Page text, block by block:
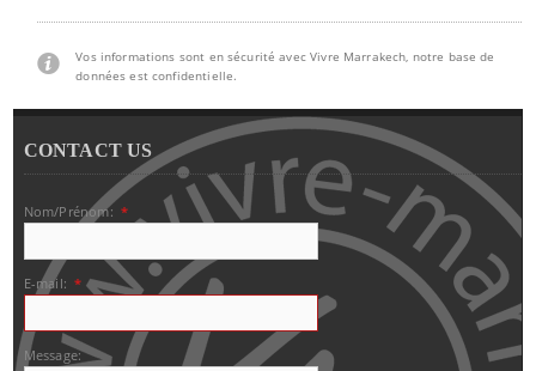
Vos informations sont en sécurité avec Vivre Marrakech, notre base de
données est confidentielle.
CONTACT US
Nom/Prénom: *
E-mail: *
Message: